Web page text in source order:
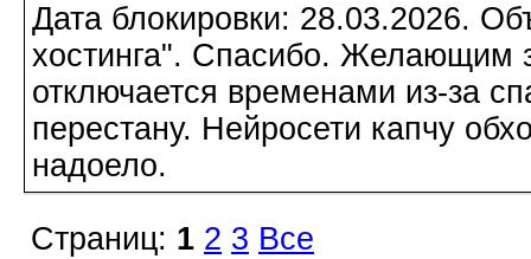
Дата блокировки: 28.03.2026.
хостинга". Спасибо. Желающим
отключается временами из-за
перестану. Нейросети капчу
надоело.
Страниц: 1 2 3 Все